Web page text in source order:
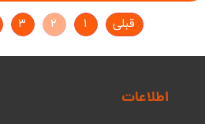
قبلی ۱ ۲ ۳
اطلاعات